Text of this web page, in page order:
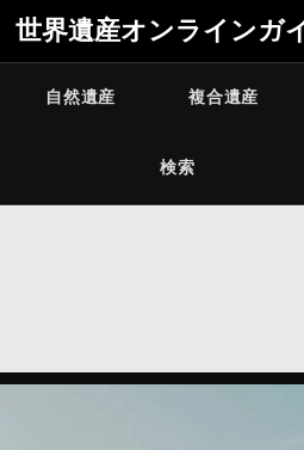
世界遺産オンラインガ
自然遺産 複合遺産
検索